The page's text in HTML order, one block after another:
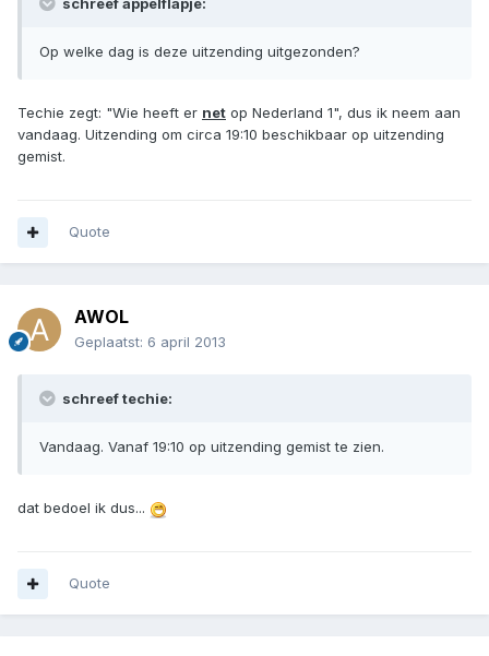
schreef appelflapje:
Op welke dag is deze uitzending uitgezonden?
Techie zegt: "Wie heeft er net op Nederland 1", dus ik neem aan
vandaag. Uitzending om circa 19:10 beschikbaar op uitzending
gemist.
Quote
AWOL
Geplaatst: 6 april 2013
schreef techie:
Vandaag. Vanaf 19:10 op uitzending gemist te zien.
dat bedoel ik dus...
Quote